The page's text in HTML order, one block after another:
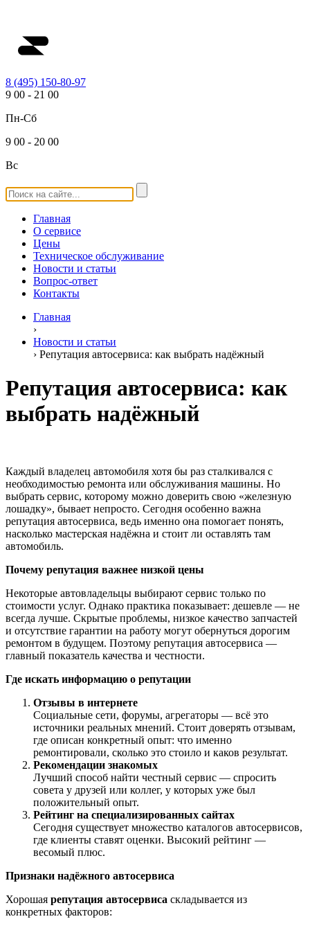
8 (495) 150-80-97
9 00 - 21 00
Пн-Сб
9 00 - 20 00
Вс
Главная
О сервисе
Цены
Техническое обслуживание
Новости и статьи
Вопрос-ответ
Контакты
Главная
›
Новости и статьи
› Репутация автосервиса: как выбрать надёжный
Репутация автосервиса: как
выбрать надёжный
Каждый владелец автомобиля хотя бы раз сталкивался с
необходимостью ремонта или обслуживания машины. Но
выбрать сервис, которому можно доверить свою «железную
лошадку», бывает непросто. Сегодня особенно важна
репутация автосервиса, ведь именно она помогает понять,
насколько мастерская надёжна и стоит ли оставлять там
автомобиль.
Почему репутация важнее низкой цены
Некоторые автовладельцы выбирают сервис только по
стоимости услуг. Однако практика показывает: дешевле — не
всегда лучше. Скрытые проблемы, низкое качество запчастей
и отсутствие гарантии на работу могут обернуться дорогим
ремонтом в будущем. Поэтому репутация автосервиса —
главный показатель качества и честности.
Где искать информацию о репутации
Отзывы в интернете
Социальные сети, форумы, агрегаторы — всё это
источники реальных мнений. Стоит доверять отзывам,
где описан конкретный опыт: что именно
ремонтировали, сколько это стоило и каков результат.
Рекомендации знакомых
Лучший способ найти честный сервис — спросить
совета у друзей или коллег, у которых уже был
положительный опыт.
Рейтинг на специализированных сайтах
Сегодня существует множество каталогов автосервисов,
где клиенты ставят оценки. Высокий рейтинг —
весомый плюс.
Признаки надёжного автосервиса
Хорошая репутация автосервиса складывается из
конкретных факторов: